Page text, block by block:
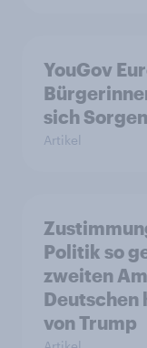
YouGov
sich
Artikel
Politik so
zweiten
Deutschen
von Trump